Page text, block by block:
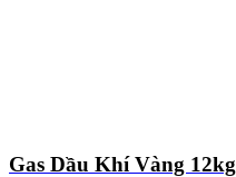
Gas Dầu Khí Vàng 12kg